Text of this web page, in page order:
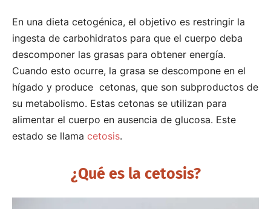
En una dieta cetogénica, el objetivo es restringir la
ingesta de carbohidratos para que el cuerpo deba
descomponer las grasas para obtener energía.
Cuando esto ocurre, la grasa se descompone en el
hígado y produce cetonas, que son subproductos de
su metabolismo. Estas cetonas se utilizan para
alimentar el cuerpo en ausencia de glucosa. Este
estado se llama cetosis.
¿Qué es la cetosis?